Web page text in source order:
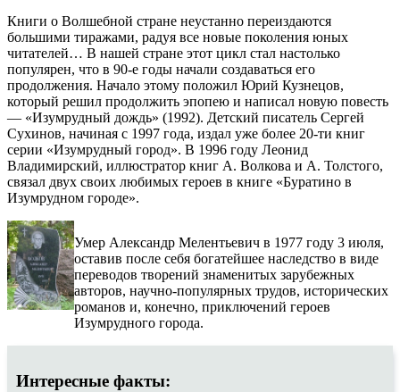
Книги о Волшебной стране неустанно переиздаются
большими тиражами, радуя все новые поколения юных
читателей… В нашей стране этот цикл стал настолько
популярен, что в 90-е годы начали создаваться его
продолжения. Начало этому положил Юрий Кузнецов,
который решил продолжить эпопею и написал новую повесть
— «Изумрудный дождь» (1992). Детский писатель Сергей
Сухинов, начиная с 1997 года, издал уже более 20-ти книг
серии «Изумрудный город». В 1996 году Леонид
Владимирский, иллюстратор книг А. Волкова и А. Толстого,
связал двух своих любимых героев в книге «Буратино в
Изумрудном городе».
Умер Александр Мелентьевич в 1977 году 3 июля,
оставив после себя богатейшее наследство в виде
переводов творений знаменитых зарубежных
авторов, научно-популярных трудов, исторических
романов и, конечно, приключений героев
Изумрудного города.
Интересные факты: